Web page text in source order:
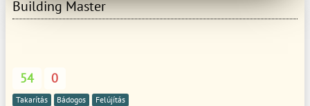
Building Master
54 0
Takarítás Bádogos Felújítás